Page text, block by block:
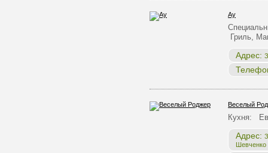
Ау
Гриль,
Адрес:
Веселый
Кухня:
Адрес:
Шевченко